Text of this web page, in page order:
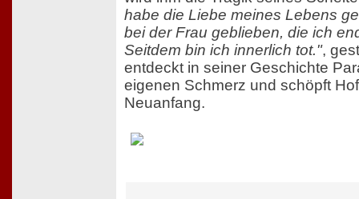
habe die Liebe meines Lebens
bei der Frau geblieben, die ich
Seitdem bin ich innerlich tot.",
entdeckt in seiner Geschichte
eigenen Schmerz und schöpft
Neuanfang.